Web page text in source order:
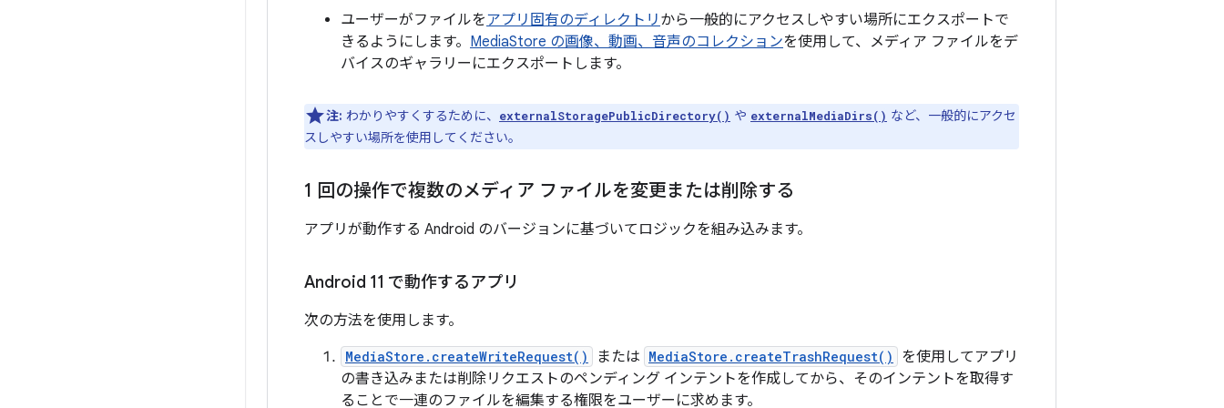
ユーザーがファイルをアプリ固有のディレクトリ から一般的にアクセスしやすい場所にエクスポートで
きるようにします。 MediaStore の画像、動画、音声のコレクションを使用して、メディア ファイルをデ
バイスのギャラリーにエクスポートします。
注: わかりやすくするために、 externalStoragePublicDirectory() や externalMediaDirs() など、一般的にアクセ
スしやすい場所を使用してください。
1 回の操作で複数のメディア ファイルを変更または削除する
アプリが動作する Android のバージョンに基づいてロジックを組み込みます。
Android 11 で動作するアプリ
次の方法を使用します。
MediaStore.createWriteRequest() または MediaStore.createTrashRequest()
を使用してアプリ
の書き込みまたは削除リクエストのペンディング インテントを作成してから、そのインテントを取得す
ることで一連のファイルを編集する権限をユーザーに求めます。